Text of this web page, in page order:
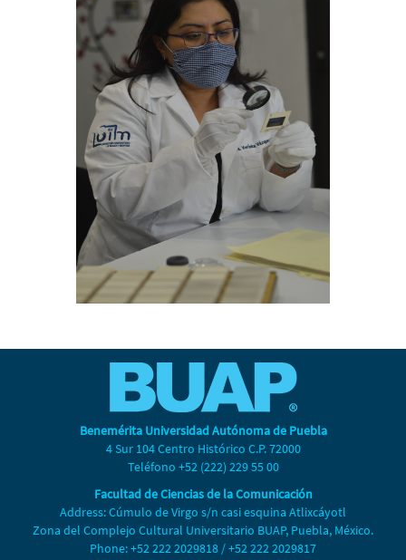
Benemérita Universidad Autónoma de Puebla
4 Sur 104 Centro Histórico C.P. 72000
Teléfono +52 (222) 229 55 00
Facultad de Ciencias de la Comunicación
Address: Cúmulo de Virgo s/n casi esquina Atlixcáyotl
Zona del Complejo Cultural Universitario BUAP, Puebla, México.
Phone: +52 222 2029818 / +52 222 2029817